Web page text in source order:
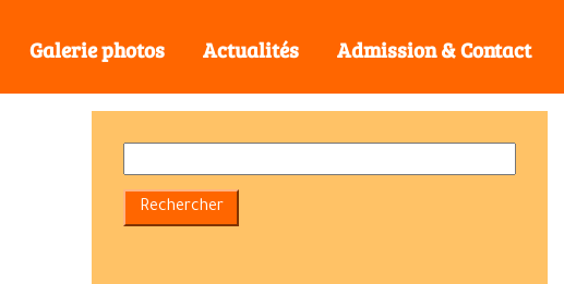
Galerie photos Actualités Admission & Contact